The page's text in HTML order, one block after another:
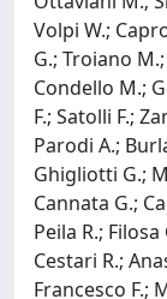
Volpi W.;
G.; Troiano
Condello M.;
F.; Satolli F.;
Parodi A.;
Ghigliotti G.;
Cannata G.;
Peila R.;
Cestari R.;
Francesco F.;